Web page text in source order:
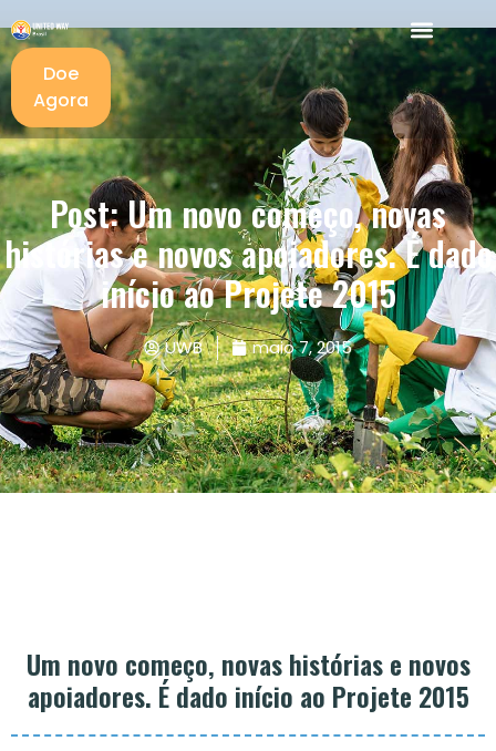
Doe
Agora
Post: Um novo começo, novas
histórias e novos apoiadores. É dado
início ao Projete 2015
UWB maio 7, 2015
Um novo começo, novas histórias e novos
apoiadores. É dado início ao Projete 2015